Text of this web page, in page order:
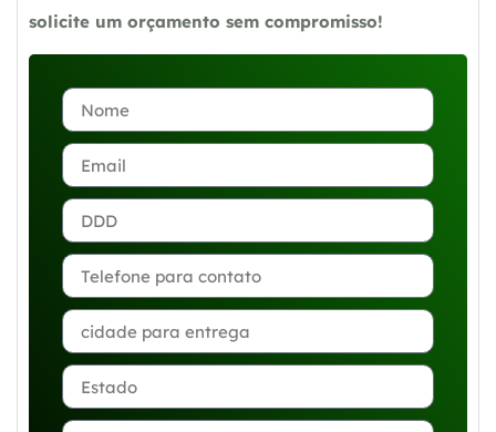
solicite um orçamento sem compromisso!